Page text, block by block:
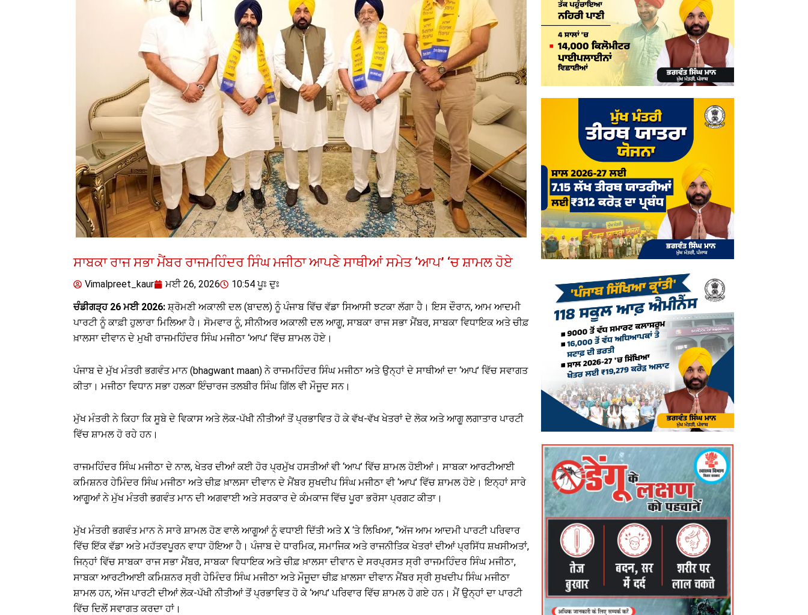
ਸਾਬਕਾ ਰਾਜ ਸਭਾ ਮੈਂਬਰ ਰਾਜਮਹਿੰਦਰ ਸਿੰਘ ਮਜੀਠਾ ਆਪਣੇ ਸਾਥੀਆਂ ਸਮੇਤ ‘ਆਪ’ ‘ਚ ਸ਼ਾਮਲ ਹੋਏ
Vimalpreet_kaur ਮਈ 26, 2026
10:54 ਪੂਃ ਦੁਃ
ਚੰਡੀਗੜ੍ਹ 26 ਮਈ 2026: ਸ਼੍ਰੋਮਣੀ ਅਕਾਲੀ ਦਲ (ਬਾਦਲ) ਨੂੰ ਪੰਜਾਬ ਵਿੱਚ ਵੱਡਾ ਸਿਆਸੀ ਝਟਕਾ ਲੱਗਾ ਹੈ। ਇਸ ਦੌਰਾਨ, ਆਮ ਆਦਮੀ
ਪਾਰਟੀ ਨੂੰ ਕਾਫ਼ੀ ਹੁਲਾਰਾ ਮਿਲਿਆ ਹੈ। ਸੋਮਵਾਰ ਨੂੰ, ਸੀਨੀਅਰ ਅਕਾਲੀ ਦਲ ਆਗੂ, ਸਾਬਕਾ ਰਾਜ ਸਭਾ ਮੈਂਬਰ, ਸਾਬਕਾ ਵਿਧਾਇਕ ਅਤੇ ਚੀਫ਼
ਖ਼ਾਲਸਾ ਦੀਵਾਨ ਦੇ ਮੁਖੀ ਰਾਜਮਹਿੰਦਰ ਸਿੰਘ ਮਜੀਠਾ ‘ਆਪ’ ਵਿੱਚ ਸ਼ਾਮਲ ਹੋਏ।
ਪੰਜਾਬ ਦੇ ਮੁੱਖ ਮੰਤਰੀ ਭਗਵੰਤ ਮਾਨ (bhagwant maan) ਨੇ ਰਾਜਮਹਿੰਦਰ ਸਿੰਘ ਮਜੀਠਾ ਅਤੇ ਉਨ੍ਹਾਂ ਦੇ ਸਾਥੀਆਂ ਦਾ ‘ਆਪ’ ਵਿੱਚ ਸਵਾਗਤ
ਕੀਤਾ। ਮਜੀਠਾ ਵਿਧਾਨ ਸਭਾ ਹਲਕਾ ਇੰਚਾਰਜ ਤਲਬੀਰ ਸਿੰਘ ਗਿੱਲ ਵੀ ਮੌਜੂਦ ਸਨ।
ਮੁੱਖ ਮੰਤਰੀ ਨੇ ਕਿਹਾ ਕਿ ਸੂਬੇ ਦੇ ਵਿਕਾਸ ਅਤੇ ਲੋਕ-ਪੱਖੀ ਨੀਤੀਆਂ ਤੋਂ ਪ੍ਰਭਾਵਿਤ ਹੋ ਕੇ ਵੱਖ-ਵੱਖ ਖੇਤਰਾਂ ਦੇ ਲੋਕ ਅਤੇ ਆਗੂ ਲਗਾਤਾਰ ਪਾਰਟੀ
ਵਿੱਚ ਸ਼ਾਮਲ ਹੋ ਰਹੇ ਹਨ।
ਰਾਜਮਹਿੰਦਰ ਸਿੰਘ ਮਜੀਠਾ ਦੇ ਨਾਲ, ਖੇਤਰ ਦੀਆਂ ਕਈ ਹੋਰ ਪ੍ਰਮੁੱਖ ਹਸਤੀਆਂ ਵੀ ‘ਆਪ’ ਵਿੱਚ ਸ਼ਾਮਲ ਹੋਈਆਂ। ਸਾਬਕਾ ਆਰਟੀਆਈ
ਕਮਿਸ਼ਨਰ ਹੇਮਿੰਦਰ ਸਿੰਘ ਮਜੀਠਾ ਅਤੇ ਚੀਫ਼ ਖ਼ਾਲਸਾ ਦੀਵਾਨ ਦੇ ਮੈਂਬਰ ਸੁਖਦੀਪ ਸਿੰਘ ਮਜੀਠਾ ਵੀ ‘ਆਪ’ ਵਿੱਚ ਸ਼ਾਮਲ ਹੋਏ। ਇਨ੍ਹਾਂ ਸਾਰੇ
ਆਗੂਆਂ ਨੇ ਮੁੱਖ ਮੰਤਰੀ ਭਗਵੰਤ ਮਾਨ ਦੀ ਅਗਵਾਈ ਅਤੇ ਸਰਕਾਰ ਦੇ ਕੰਮਕਾਜ ਵਿੱਚ ਪੂਰਾ ਭਰੋਸਾ ਪ੍ਰਗਟ ਕੀਤਾ।
ਮੁੱਖ ਮੰਤਰੀ ਭਗਵੰਤ ਮਾਨ ਨੇ ਸਾਰੇ ਸ਼ਾਮਲ ਹੋਣ ਵਾਲੇ ਆਗੂਆਂ ਨੂੰ ਵਧਾਈ ਦਿੱਤੀ ਅਤੇ X ‘ਤੇ ਲਿਖਿਆ, “ਅੱਜ ਆਮ ਆਦਮੀ ਪਾਰਟੀ ਪਰਿਵਾਰ
ਵਿੱਚ ਇੱਕ ਵੱਡਾ ਅਤੇ ਮਹੱਤਵਪੂਰਨ ਵਾਧਾ ਹੋਇਆ ਹੈ। ਪੰਜਾਬ ਦੇ ਧਾਰਮਿਕ, ਸਮਾਜਿਕ ਅਤੇ ਰਾਜਨੀਤਿਕ ਖੇਤਰਾਂ ਦੀਆਂ ਪ੍ਰਸਿੱਧ ਸ਼ਖਸੀਅਤਾਂ,
ਜਿਨ੍ਹਾਂ ਵਿੱਚ ਸਾਬਕਾ ਰਾਜ ਸਭਾ ਮੈਂਬਰ, ਸਾਬਕਾ ਵਿਧਾਇਕ ਅਤੇ ਚੀਫ਼ ਖ਼ਾਲਸਾ ਦੀਵਾਨ ਦੇ ਸਰਪ੍ਰਸਤ ਸ੍ਰੀ ਰਾਜਮਹਿੰਦਰ ਸਿੰਘ ਮਜੀਠਾ,
ਸਾਬਕਾ ਆਰਟੀਆਈ ਕਮਿਸ਼ਨਰ ਸ੍ਰੀ ਹੇਮਿੰਦਰ ਸਿੰਘ ਮਜੀਠਾ ਅਤੇ ਮੌਜੂਦਾ ਚੀਫ਼ ਖ਼ਾਲਸਾ ਦੀਵਾਨ ਮੈਂਬਰ ਸ੍ਰੀ ਸੁਖਦੀਪ ਸਿੰਘ ਮਜੀਠਾ
ਸ਼ਾਮਲ ਹਨ, ਅੱਜ ਪਾਰਟੀ ਦੀਆਂ ਲੋਕ-ਪੱਖੀ ਨੀਤੀਆਂ ਤੋਂ ਪ੍ਰਭਾਵਿਤ ਹੋ ਕੇ ‘ਆਪ’ ਪਰਿਵਾਰ ਵਿੱਚ ਸ਼ਾਮਲ ਹੋ ਗਏ ਹਨ। ਮੈਂ ਉਨ੍ਹਾਂ ਦਾ ਪਾਰਟੀ
ਵਿੱਚ ਦਿਲੋਂ ਸਵਾਗਤ ਕਰਦਾ ਹਾਂ।